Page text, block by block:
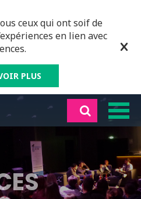
ceux qui ont soif de
en lien avec
PLUS